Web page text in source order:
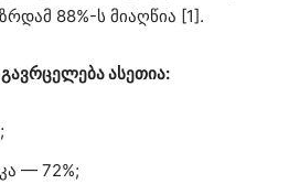
88%-ს მიაღწია [1].
ასეთია:
— 72%;